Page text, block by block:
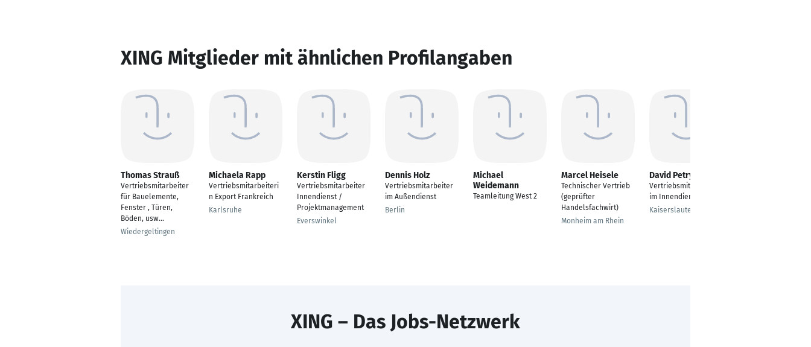
XING Mitglieder mit ähnlichen Profilangaben
Thomas Strauß
Vertriebsmitarbeiter
für Bauelemente,
Fenster , Türen,
Böden, usw...
Wiedergeltingen
Michaela Rapp
Vertriebsmitarbeiteri
n Export Frankreich
Karlsruhe
Kerstin Fligg
Vertriebsmitarbeiter
Innendienst /
Projektmanagement
Everswinkel
Dennis Holz
Vertriebsmitarbeiter
im Außendienst
Berlin
Michael
Weidemann
Teamleitung West 2
Marcel Heisele
Technischer Vertrieb
(geprüfter
Handelsfachwirt)
Monheim am Rhein
David Petry
Vertriebsmitarbeiter
im Innendienst
Kaiserslautern
XING – Das Jobs-Netzwerk